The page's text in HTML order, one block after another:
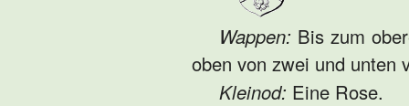
Wappen: Bis zum
oben von zwei und unten
Kleinod: Eine Rose.